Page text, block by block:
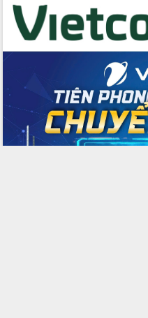
Đoàn đại biểu Quốc hội tỉnh Đắk Lắk
trao đổi thông tin trước Kỳ họp thứ
nhất, Quốc hội khóa XVI
Quyết liệt cải cách hành chính, khơi
thông nguồn lực phát triển
Nâng cao hiệu lực, hiệu quả HĐND
tỉnh thông qua hiện đại hóa hành chính
Xã Ea Phê gắn cải cách hành chính với
chuyển đổi số